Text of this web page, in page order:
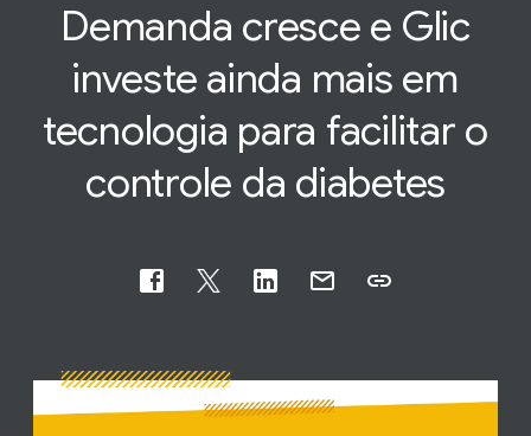
Demanda cresce e Glic
investe ainda mais em
tecnologia para facilitar o
controle da diabetes